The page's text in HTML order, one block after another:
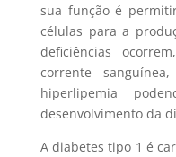
sua função é
células para a
deficiências
corrente
hiperlipemia
desenvolvimento da
A diabetes tipo 1 é